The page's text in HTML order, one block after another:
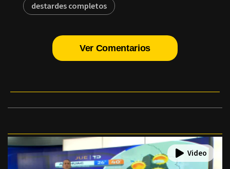
destardes completos
Ver Comentarios